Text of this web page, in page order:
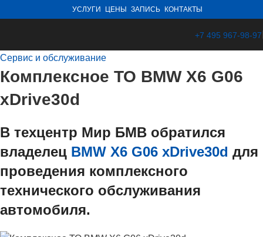
УСЛУГИ ЦЕНЫ ЗАПИСЬ КОНТАКТЫ
+7 495 967-98-97
Сервис и обслуживание
Комплексное ТО BMW X6 G06
xDrive30d
В техцентр Мир БМВ обратился
владелец BMW X6 G06 xDrive30d для
проведения комплексного
технического обслуживания
автомобиля.